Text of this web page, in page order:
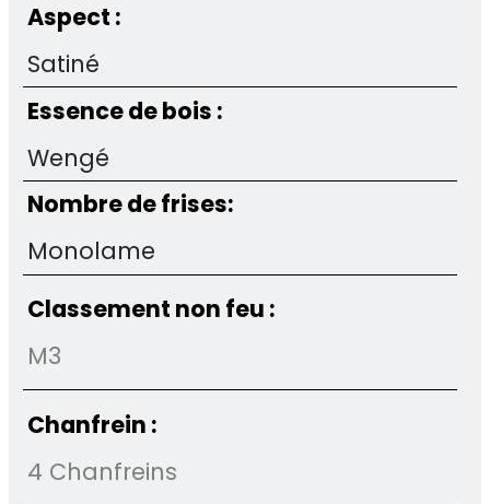
Aspect :
Satiné
Essence de bois :
Wengé
Nombre de frises:
Monolame
Classement non feu :
M3
Chanfrein :
4 Chanfreins